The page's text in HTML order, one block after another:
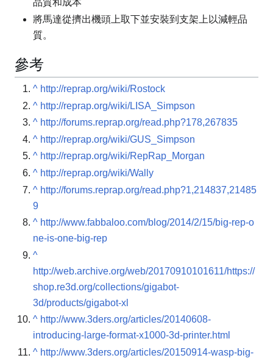
品質和成本
將馬達從擠出機頭上取下並安裝到支架上以減輕品
質。
參考
^ http://reprap.org/wiki/Rostock
^ http://reprap.org/wiki/LISA_Simpson
^ http://forums.reprap.org/read.php?178,267835
^ http://reprap.org/wiki/GUS_Simpson
^ http://reprap.org/wiki/RepRap_Morgan
^ http://reprap.org/wiki/Wally
^ http://forums.reprap.org/read.php?1,214837,21485
9
^ http://www.fabbaloo.com/blog/2014/2/15/big-rep-o
ne-is-one-big-rep
^
http://web.archive.org/web/20170910101611/https://
shop.re3d.org/collections/gigabot-
3d/products/gigabot-xl
^ http://www.3ders.org/articles/20140608-
introducing-large-format-x1000-3d-printer.html
^ http://www.3ders.org/articles/20150914-wasp-big-